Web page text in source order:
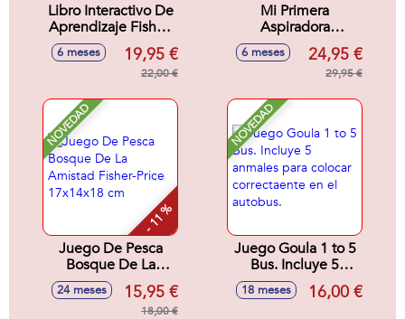
Libro Interactivo De
Aprendizaje Fisher-
Price Ríe Y
Aprende Con Luz y
6 meses 19,95 €
22,00 €
Mi Primera
Aspiradora
Multilenguaje
Fisher-Price Con 45
Canciones, Sonidos
6 meses 24,95 €
29,95 €
NOVEDAD
- 11 %
Juego De Pesca
Bosque De La
Amistad Fisher-
Price 17x14x18 cm
24 meses 15,95 €
18,00 €
NOVEDAD
Juego Goula 1 to 5
Bus. Incluye 5
anmales para
colocar
18 meses 16,00 €